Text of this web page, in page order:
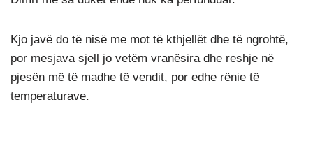
Kjo javë do të nisë me mot të kthjellët dhe të ngrohtë,
por mesjava sjell jo vetëm vranësira dhe reshje në
pjesën më të madhe të vendit, por edhe rënie të
temperaturave.